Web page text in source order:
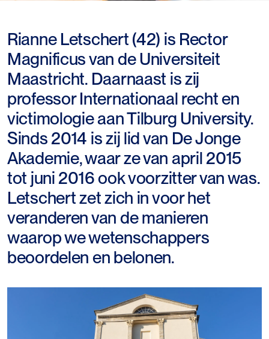
Rianne Letschert (42) is Rector
Magnificus van de Universiteit
Maastricht. Daarnaast is zij
professor Internationaal recht en
victimologie aan Tilburg University.
Sinds 2014 is zij lid van De Jonge
Akademie, waar ze van april 2015
tot juni 2016 ook voorzitter van was.
Letschert zet zich in voor het
veranderen van de manieren
waarop we wetenschappers
beoordelen en belonen.